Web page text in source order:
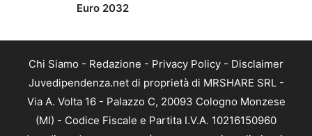
Euro 2032
Chi Siamo - Redazione - Privacy Policy - Disclaimer
Juvedipendenza.net di proprietà di MRSHARE SRL -
Via A. Volta 16 - Palazzo C, 20093 Cologno Monzese
(MI) - Codice Fiscale e Partita I.V.A. 10216150960